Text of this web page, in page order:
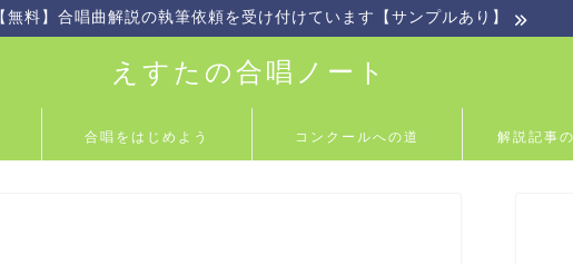
無料】合唱曲解説の執筆依頼を受け付けています【サンプルあり】
えすたの合唱ノート
合唱をはじめよう コンクールへの道 解説記事